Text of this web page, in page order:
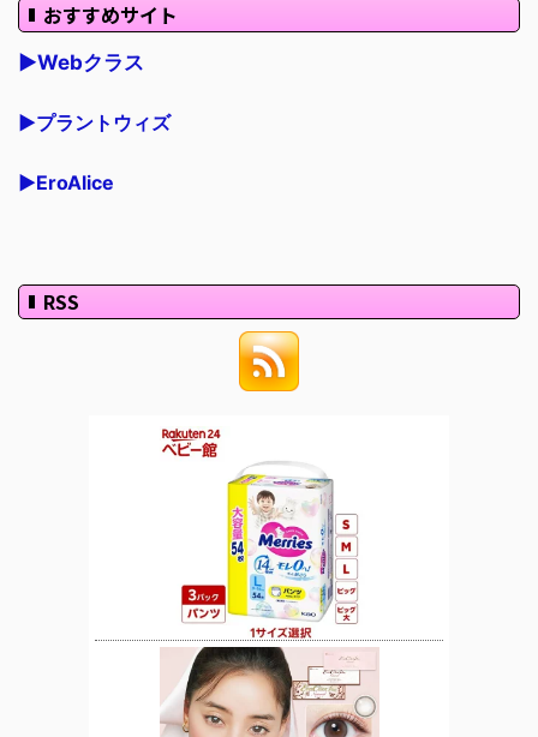
おすすめサイト
▶Webクラス
▶プラントウィズ
▶EroAlice
RSS